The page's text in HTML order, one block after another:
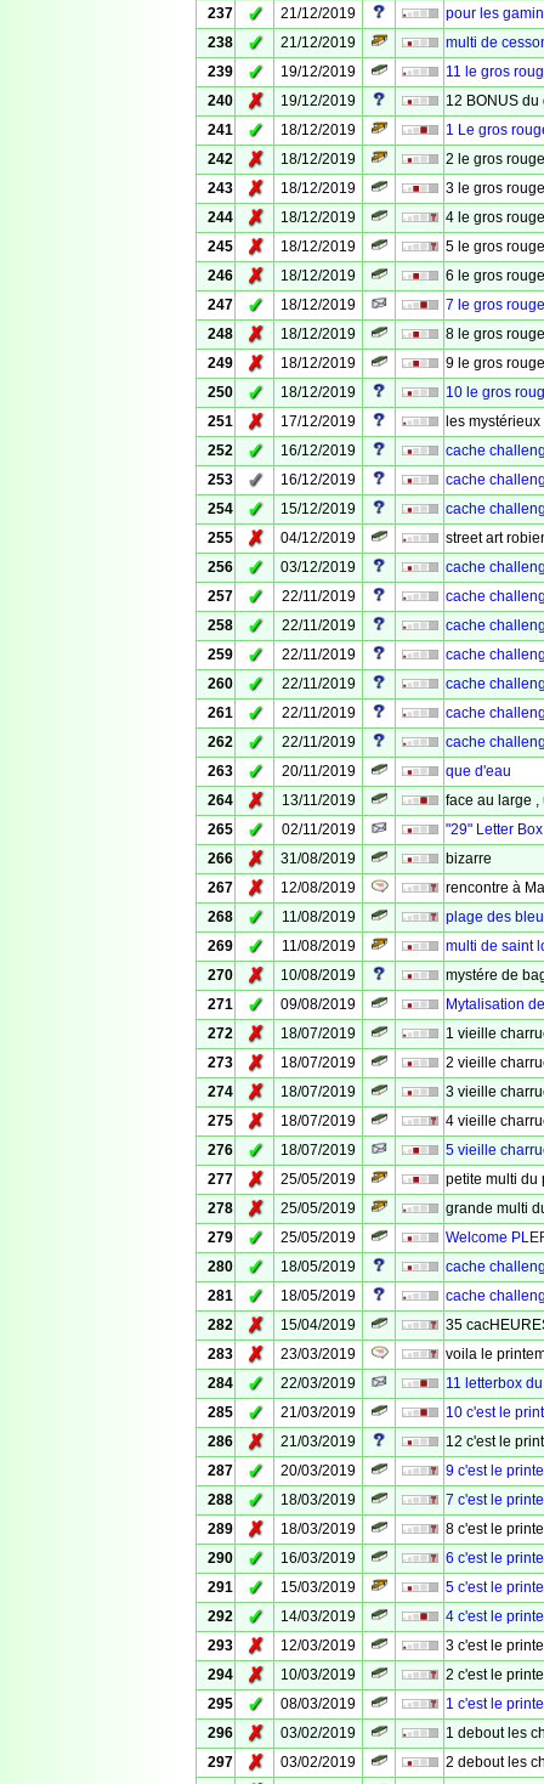
237
✓ 21/12/2019
pour les
238
✓ 21/12/2019
multi de
239
✓ 19/12/2019
11 le gros
240
✗ 19/12/2019
12 BONUS
241
✓ 18/12/2019
1 Le gros
242
✗ 18/12/2019
2 le gros
243
✗ 18/12/2019
3 le gros rouge
244
✗ 18/12/2019
4 le gros rouge
245
✗ 18/12/2019
5 le gros
246
✗ 18/12/2019
6 le gros
247
✓ 18/12/2019
7 le gros
248
✗ 18/12/2019
8 le gros
249
✗ 18/12/2019
9 le gros rouge
250
✓ 18/12/2019
10 le gros
251
✗ 17/12/2019
les
252
✓ 16/12/2019
cache
253
✓ 16/12/2019
cache
254
✓ 15/12/2019
cache
255
✗ 04/12/2019
street art
256
✓ 03/12/2019
cache
257
✓ 22/11/2019
cache
258
✓ 22/11/2019
cache
259
✓ 22/11/2019
cache
260
✓ 22/11/2019
cache
261
✓ 22/11/2019
cache
262
✓ 22/11/2019
cache
263
✓ 20/11/2019
que d'eau
264
✗ 13/11/2019
face au large ,
265
✓ 02/11/2019
"29" Letter
266
✗ 31/08/2019
bizarre
267
✗ 12/08/2019
rencontre à
268
✓ 11/08/2019
plage des
269
✓ 11/08/2019
multi de saint
270
✗ 10/08/2019
mystére de
271
✓ 09/08/2019
Mytalisation
272
✗ 18/07/2019
1 vieille
273
✗ 18/07/2019
2 vieille
274
✗ 18/07/2019
3 vieille
275
✗ 18/07/2019
4 vieille
276
✓ 18/07/2019
5 vieille
277
✗ 25/05/2019
petite multi du
278
✗ 25/05/2019
grande multi
279
✓ 25/05/2019
Welcome
280
✓ 18/05/2019
cache
281
✓ 18/05/2019
cache
282
✗ 15/04/2019
35
283
✗ 23/03/2019
voila le
284
✓ 22/03/2019
11 letterbox
285
✓ 21/03/2019
10 c'est le
286
✗ 21/03/2019
12 c'est le
287
✓ 20/03/2019
9 c'est le
288
✓ 18/03/2019
7 c'est le
289
✗ 18/03/2019
8 c'est le
290
✓ 16/03/2019
6 c'est le
291
✓ 15/03/2019
5 c'est le
292
✓ 14/03/2019
4 c'est le
293
✗ 12/03/2019
3 c'est le
294
✗ 10/03/2019
2 c'est le
295
✓ 08/03/2019
1 c'est le
296
✗ 03/02/2019
1 debout les
297
✗ 03/02/2019
2 debout les